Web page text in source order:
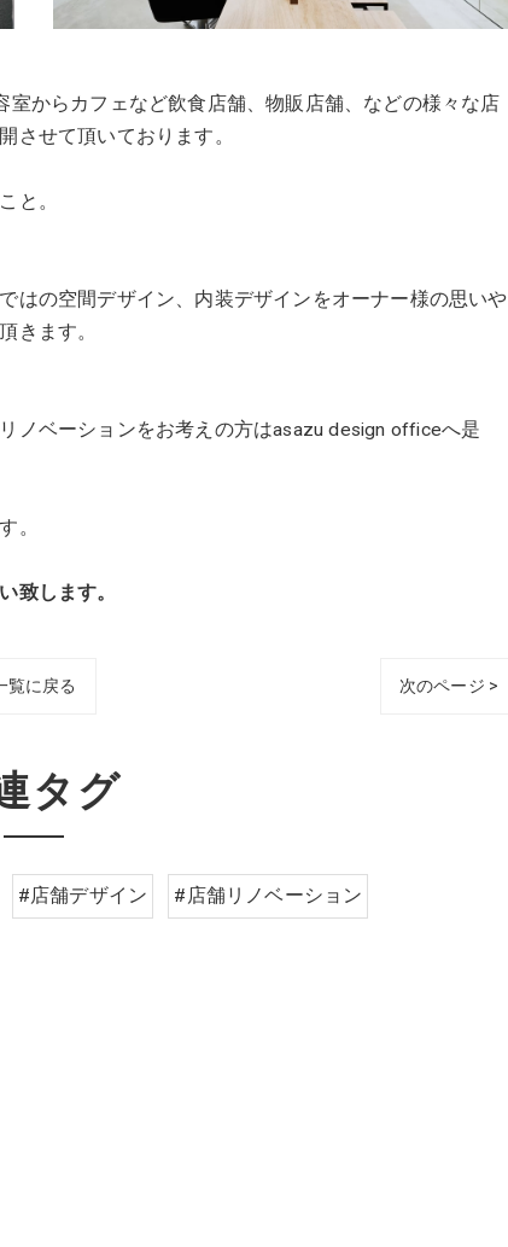
からカフェなど飲食店舗、物販店舗、などの様々な店
させて頂いております。
と。
はの空間デザイン、内装デザインをオーナー様の思いや
きます。
ノベーションをお考えの方はasazu design officeへ是
。
致します。
覧に戻る 次のページ >
タグ
#店舗デザイン #店舗リノベーション